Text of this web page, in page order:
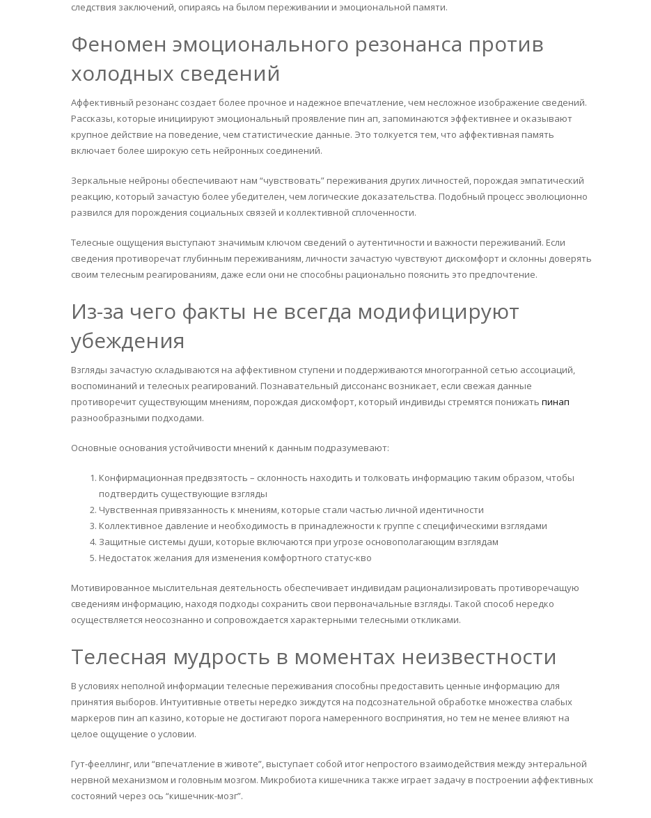
следствия заключений, опираясь на былом переживании и эмоциональной памяти.
Феномен эмоционального резонанса против
холодных сведений
Аффективный резонанс создает более прочное и надежное впечатление, чем несложное изображение сведений.
Рассказы, которые инициируют эмоциональный проявление пин ап, запоминаются эффективнее и оказывают
крупное действие на поведение, чем статистические данные. Это толкуется тем, что аффективная память
включает более широкую сеть нейронных соединений.
Зеркальные нейроны обеспечивают нам “чувствовать” переживания других личностей, порождая эмпатический
реакцию, который зачастую более убедителен, чем логические доказательства. Подобный процесс эволюционно
развился для порождения социальных связей и коллективной сплоченности.
Телесные ощущения выступают значимым ключом сведений о аутентичности и важности переживаний. Если
сведения противоречат глубинным переживаниям, личности зачастую чувствуют дискомфорт и склонны доверять
своим телесным реагированиям, даже если они не способны рационально пояснить это предпочтение.
Из-за чего факты не всегда модифицируют
убеждения
Взгляды зачастую складываются на аффективном ступени и поддерживаются многогранной сетью ассоциаций,
воспоминаний и телесных реагирований. Познавательный диссонанс возникает, если свежая данные
противоречит существующим мнениям, порождая дискомфорт, который индивиды стремятся понижать пинап
разнообразными подходами.
Основные основания устойчивости мнений к данным подразумевают:
Конфирмационная предвзятость – склонность находить и толковать информацию таким образом, чтобы
подтвердить существующие взгляды
Чувственная привязанность к мнениям, которые стали частью личной идентичности
Коллективное давление и необходимость в принадлежности к группе с специфическими взглядами
Защитные системы души, которые включаются при угрозе основополагающим взглядам
Недостаток желания для изменения комфортного статус-кво
Мотивированное мыслительная деятельность обеспечивает индивидам рационализировать противоречащую
сведениям информацию, находя подходы сохранить свои первоначальные взгляды. Такой способ нередко
осуществляется неосознанно и сопровождается характерными телесными откликами.
Телесная мудрость в моментах неизвестности
В условиях неполной информации телесные переживания способны предоставить ценные информацию для
принятия выборов. Интуитивные ответы нередко зиждутся на подсознательной обработке множества слабых
маркеров пин ап казино, которые не достигают порога намеренного воспринятия, но тем не менее влияют на
целое ощущение о условии.
Гут-фееллинг, или “впечатление в животе”, выступает собой итог непростого взаимодействия между энтеральной
нервной механизмом и головным мозгом. Микробиота кишечника также играет задачу в построении аффективных
состояний через ось “кишечник-мозг”.